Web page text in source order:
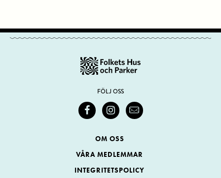
FÖLJ OSS
OM OSS
VÅRA MEDLEMMAR
INTEGRITETSPOLICY